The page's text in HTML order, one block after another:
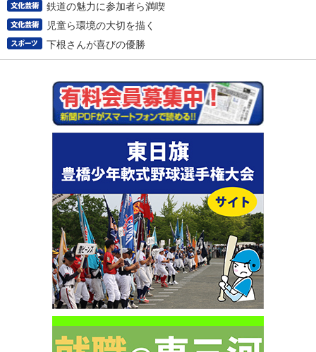
鉄道の魅力に参加者ら満喫
児童ら環境の大切を描く
下根さんが喜びの優勝